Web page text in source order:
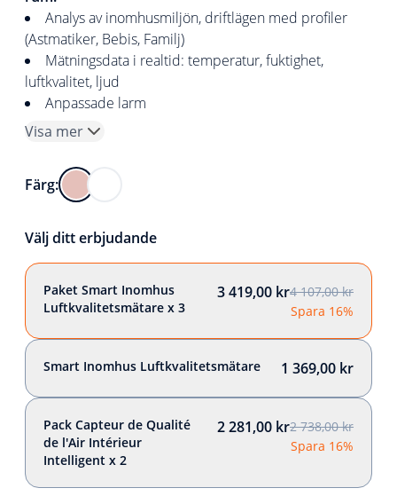
Analys av inomhusmiljön, driftlägen med profiler
(Astmatiker, Bebis, Familj)
Mätningsdata i realtid: temperatur, fuktighet,
luftkvalitet, ljud
Anpassade larm
Visa mer
Färg:
Välj ditt erbjudande
Paket Smart Inomhus
Luftkvalitetsmätare x 3
3 419,00 kr4 107,00 kr
Spara 16%
Smart Inomhus Luftkvalitetsmätare 1 369,00 kr
Pack Capteur de Qualité
de l'Air Intérieur
Intelligent x 2
2 281,00 kr2 738,00 kr
Spara 16%